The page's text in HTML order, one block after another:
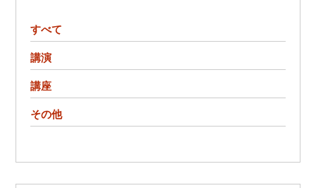
すべて
講演
講座
その他